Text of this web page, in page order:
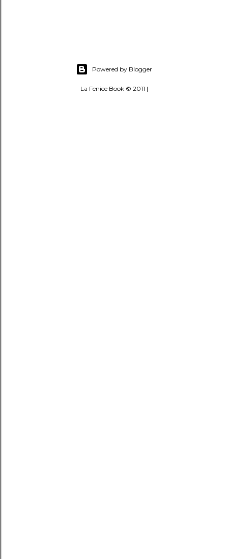
Powered by Blogger
La Fenice Book © 2011 |